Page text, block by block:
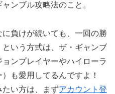
ンブル攻略法のこと。
負けが続いても、一回の勝
いう方式は、ザ・ギャンブ
ンプレイヤーやハイローラ
も愛用してるんですよ！
い方は、まずアカウント登